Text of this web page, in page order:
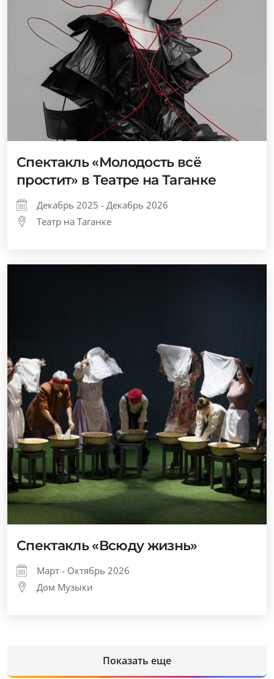
Спектакль «Молодость всё
простит» в Театре на Таганке
Декабрь 2025 - Декабрь 2026
Театр на Таганке
Спектакль «Всюду жизнь»
Март - Октябрь 2026
Дом Музыки
Показать еще